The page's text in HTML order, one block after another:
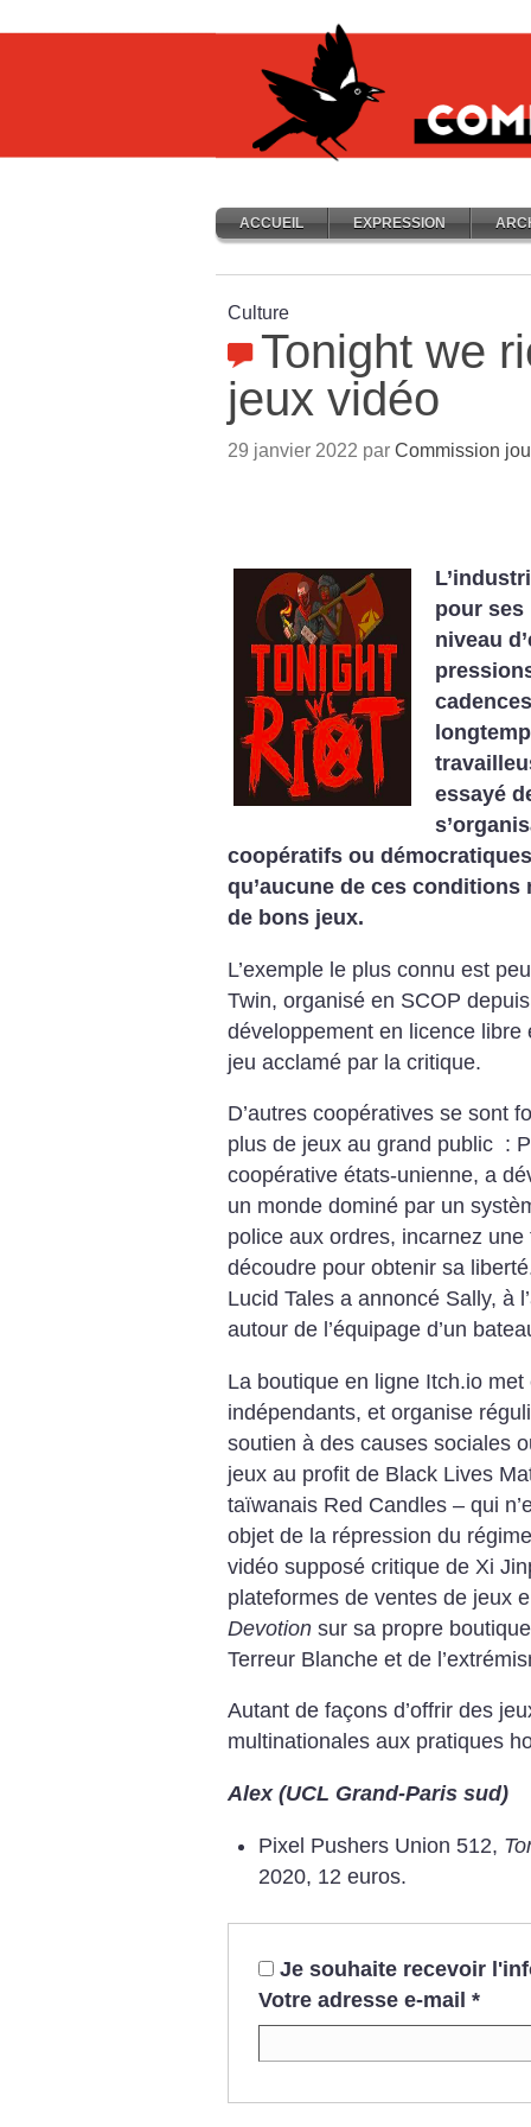
ACCUEIL EXPRESSION
Culture
Tonight we
jeux vidéo
29 janvier 2022 par Commission
pour ses
niveau
essayé
coopératifs ou
qu’aucune de ces conditions
de bons jeux.
L’exemple le plus connu est
Twin, organisé en SCOP
développement en licence
jeu acclamé par la critique.
D’autres coopératives se sont
plus de jeux au grand public :
coopérative états-unienne, a
un monde dominé par un
police aux ordres, incarnez
découdre pour obtenir sa
Lucid Tales a annoncé Sally, à
autour de l’équipage d’un
La boutique en ligne Itch.io
indépendants, et organise
soutien à des causes sociales
jeux au profit de Black Lives
taïwanais Red Candles – qui
objet de la répression du
vidéo supposé critique de Xi
plateformes de ventes de jeux
Devotion sur sa propre
Terreur Blanche et de
Autant de façons d’offrir des
multinationales aux pratiques
Alex (UCL Grand-Paris sud)
Pixel Pushers Union 512,
2020, 12 euros.
Je souhaite recevoir
Votre adresse e-mail *